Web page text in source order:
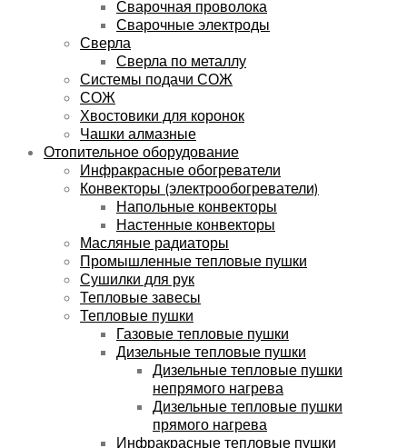
Сварочная проволока
Сварочные электроды
Сверла
Сверла по металлу
Системы подачи СОЖ
СОЖ
Хвостовики для коронок
Чашки алмазные
Отопительное оборудование
Инфракрасные обогреватели
Конвекторы (электрообогреватели)
Напольные конвекторы
Настенные конвекторы
Масляные радиаторы
Промышленные тепловые пушки
Сушилки для рук
Тепловые завесы
Тепловые пушки
Газовые тепловые пушки
Дизельные тепловые пушки
Дизельные тепловые пушки
непрямого нагрева
Дизельные тепловые пушки
прямого нагрева
Инфракрасные тепловые пушки